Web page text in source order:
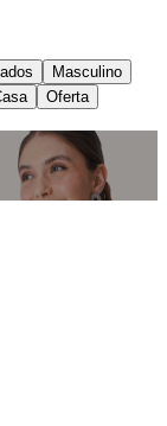
Masculino
Oferta